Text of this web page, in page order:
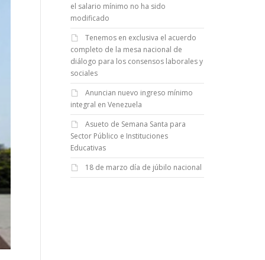
el salario mínimo no ha sido
modificado
Tenemos en exclusiva el acuerdo
completo de la mesa nacional de
diálogo para los consensos laborales y
sociales
Anuncian nuevo ingreso mínimo
integral en Venezuela
Asueto de Semana Santa para
Sector Público e Instituciones
Educativas
18 de marzo día de júbilo nacional